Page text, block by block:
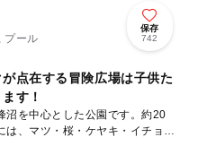
プール
保存
742
点在する冒険広場は子供た
す！
沼を中心とした公園です。約20
は、マツ・桜・ケヤキ・イチョウ